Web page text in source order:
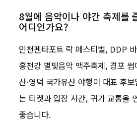
8월에 음악이나 야간 축제를
어디인가요?
인천펜타포트 락 페스티벌, DDP
홍천강 별빛음악 맥주축제, 경포
산·영덕 국가유산 야행이 대표 후
는 티켓과 입장 시간, 귀가 교통을
좋습니다.